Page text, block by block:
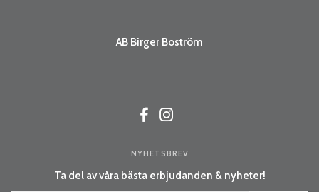
AB Birger Boström
NYHETSBREV
Ta del av våra bästa erbjudanden & nyheter!